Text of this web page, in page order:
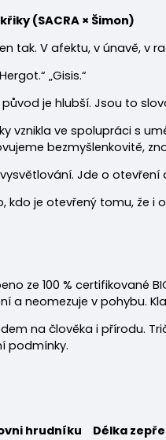
(SACRA × Šimon)
tak. V afektu, v únavě, v
„Gisis.“
původ je hlubší. Jsou to
vznikla ve spolupráci s
bezmyšlenkovitě,
Jde o
kdo je otevřený tomu, že i
ze 100 % certifikované
a neomezuje v pohybu.
na člověka i přírodu.
podmínky.
hrudníku
Délka